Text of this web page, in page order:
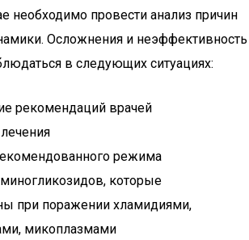
необходимо провести анализ причин
Осложнения и неэффективность
в следующих ситуациях:
рекомендаций врачей
режима
которые
при поражении хламидиями,
микоплазмами